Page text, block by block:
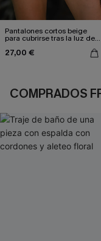
Pantalones cortos beige
para cubrirse tras la luz del
sol
27,00 €
COMPRADOS